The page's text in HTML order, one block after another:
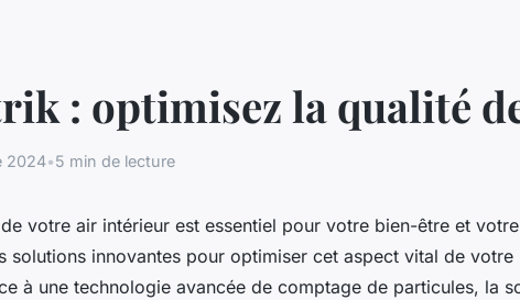
: optimisez la qualité
2024•5 min de lecture
votre air intérieur est essentiel pour votre bien-être et
solutions innovantes pour optimiser cet aspect vital de votre
à une technologie avancée de comptage de particules, la